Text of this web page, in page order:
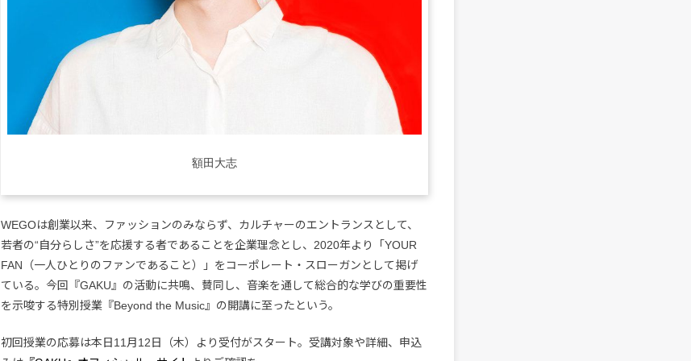
額田大志
WEGOは創業以来、ファッションのみならず、カルチャーのエントランスとして、
若者の“自分らしさ”を応援する者であることを企業理念とし、2020年より「YOUR
FAN（一人ひとりのファンであること）」をコーポレート・スローガンとして掲げ
ている。今回『GAKU』の活動に共鳴、賛同し、音楽を通して総合的な学びの重要性
を示唆する特別授業『Beyond the Music』の開講に至ったという。
初回授業の応募は本日11月12日（木）より受付がスタート。受講対象や詳細、申込